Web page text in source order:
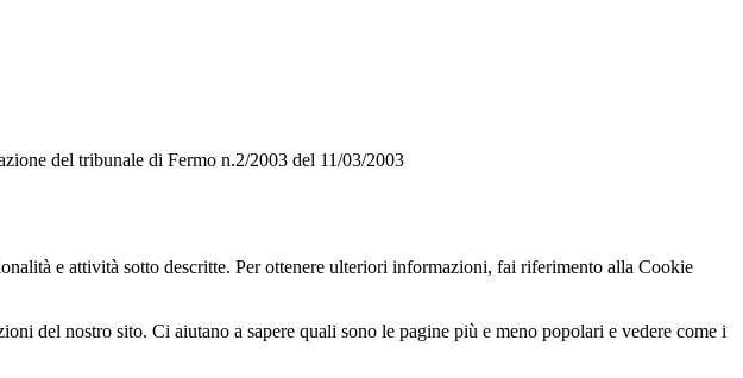
del tribunale di Fermo n.2/2003 del 11/03/2003
e attività sotto descritte. Per ottenere ulteriori informazioni, fai riferimento alla Cookie
del nostro sito. Ci aiutano a sapere quali sono le pagine più e meno popolari e vedere come i